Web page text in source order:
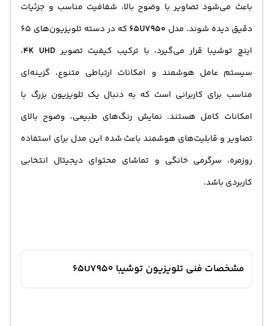
باعث می‌شود تصاویر با وضوح بالا، شفافیت مناسب و جزئیات
دقیق دیده شوند. مدل 65U7950
که در دسته تلویزیون‌های 65
اینچ توشیبا قرار می‌گیرد، با ترکیب کیفیت تصویر 4K UHD،
سیستم عامل هوشمند و امکانات ارتباطی متنوع، گزینه‌ای
مناسب برای کاربرانی است که به دنبال یکتلویزیون بزرگ با
امکانات کامل هستند. نمایش رنگ‌های طبیعی، وضوح بالای
تصاویر و قابلیت‌های هوشمند باعث شده این مدل برای استفاده
روزمره، سرگرمی خانگی و تماشای محتوای دیجیتال انتخابی
کاربردی باشد.
مشخصات فنی تلویزیون توشیبا 65U7950